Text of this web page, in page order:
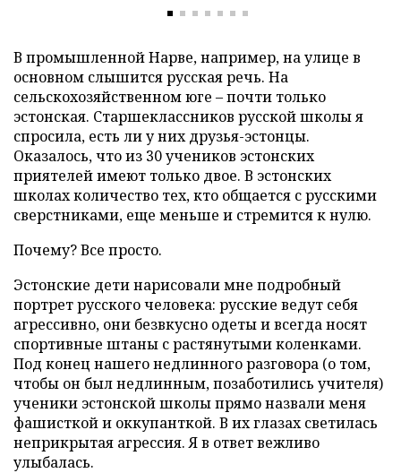
В промышленной Нарве, например, на улице в
основном слышится русская речь. На
сельскохозяйственном юге – почти только
эстонская. Старшеклассников русской школы я
спросила, есть ли у них друзья-эстонцы.
Оказалось, что из 30 учеников эстонских
приятелей имеют только двое. В эстонских
школах количество тех, кто общается с русскими
сверстниками, еще меньше и стремится к нулю.
Почему? Все просто.
Эстонские дети нарисовали мне подробный
портрет русского человека: русские ведут себя
агрессивно, они безвкусно одеты и всегда носят
спортивные штаны с растянутыми коленками.
Под конец нашего недлинного разговора (о том,
чтобы он был недлинным, позаботились учителя)
ученики эстонской школы прямо назвали меня
фашисткой и оккупанткой. В их глазах светилась
неприкрытая агрессия. Я в ответ вежливо
улыбалась.